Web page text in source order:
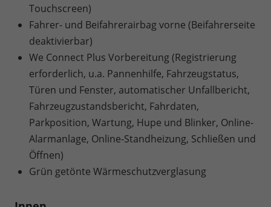
Touchscreen)
Fahrer- und Beifahrerairbag vorne (Beifahrerseite
deaktivierbar)
We Connect Plus Vorbereitung (Registrierung
erforderlich, u.a. Pannenhilfe, Fahrzeugstatus,
Türen und Fenster, automatischer Unfallbericht,
Fahrzeugzustandsbericht, Fahrdaten,
Parkposition, Wartung, Hupe und Blinker, Online-
Alarmanlage, Online-Standheizung, Schließen und
Öffnen)
Grün getönte Wärmeschutzverglasung